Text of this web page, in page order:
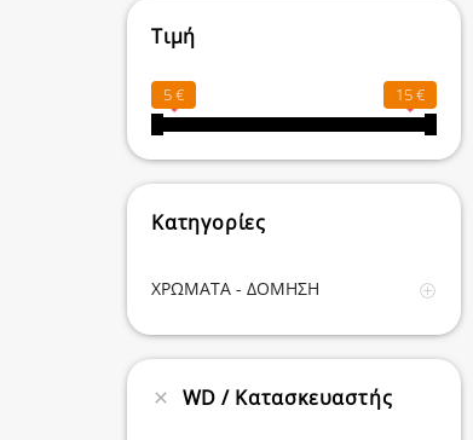
Τιμή
5 € 15 €
Κατηγορίες
ΧΡΩΜΑΤΑ - ΔΟΜΗΣΗ
WD Κατασκευαστής